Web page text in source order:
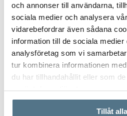
och annonser till användarna,
sociala medier och analysera
vidarebefordrar även sådana
information till de sociala medier
analysföretag som vi
tur kombinera informationen
du har tillhandahållit eller som
använt deras tjänster.
Tillåt alla